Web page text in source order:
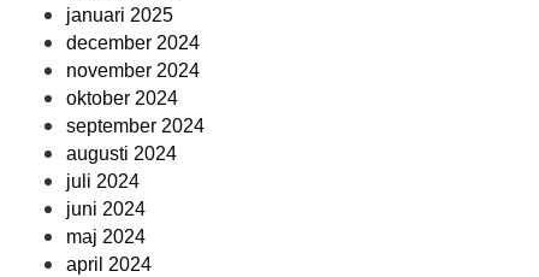
januari 2025
december 2024
november 2024
oktober 2024
september 2024
augusti 2024
juli 2024
juni 2024
maj 2024
april 2024